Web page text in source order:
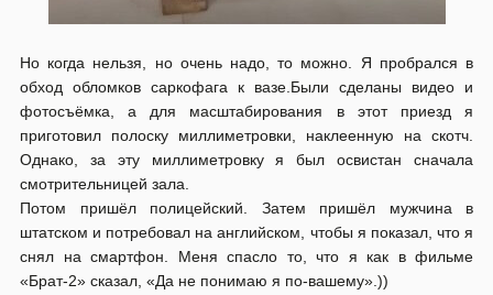
Но когда нельзя, но очень надо, то можно. Я пробрался в
обход обломков саркофага к вазе.Были сделаны видео и
фотосъёмка, а для масштабирования в этот приезд я
приготовил полоску миллиметровки, наклеенную на скотч.
Однако, за эту миллиметровку я был освистан сначала
смотрительницей зала.
Потом пришёл полицейский. Затем пришёл мужчина в
штатском и потребовал на английском, чтобы я показал, что я
снял на смартфон. Меня спасло то, что я как в фильме
«Брат-2» сказал, «Да не понимаю я по-вашему».))